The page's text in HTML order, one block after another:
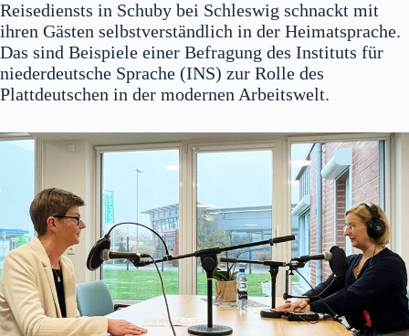
Reisediensts in Schuby bei Schleswig schnackt mit
ihren Gästen selbstverständlich in der Heimatsprache.
Das sind Beispiele einer Befragung des Instituts für
niederdeutsche Sprache (INS) zur Rolle des
Plattdeutschen in der modernen Arbeitswelt.